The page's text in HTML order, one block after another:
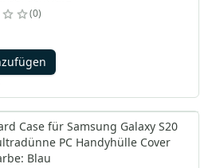
0
Case für Samsung Galaxy S20
PC Handyhülle Cover
Blau